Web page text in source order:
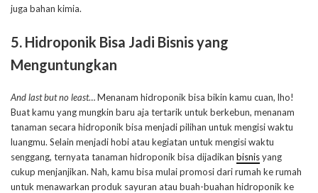
juga bahan kimia.
5. Hidroponik Bisa Jadi Bisnis yang
Menguntungkan
And last but no least… Menanam hidroponik bisa bikin kamu cuan, lho!
Buat kamu yang mungkin baru aja tertarik untuk berkebun, menanam
tanaman secara hidroponik bisa menjadi pilihan untuk mengisi waktu
luangmu. Selain menjadi hobi atau kegiatan untuk mengisi waktu
senggang, ternyata tanaman hidroponik bisa dijadikan bisnisyang
cukup menjanjikan. Nah, kamu bisa mulai promosi dari rumah ke rumah
untuk menawarkan produk sayuran atau buah-buahan hidroponik ke